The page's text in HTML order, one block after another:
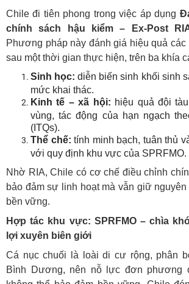
Chile đi tiên phong trong việc áp dụng
chính sách hậu kiểm – Ex-Post
Phương pháp này đánh giá hiệu quả
sau một thời gian thực hiện, trên ba khía
Sinh học: diễn biến sinh khối sinh
mức khai thác.
Kinh tế – xã hội: hiệu quả đội
vùng, tác động của hạn ngạch
(ITQs).
Thể chế: tính minh bạch, tuân thủ
với quy định khu vực của SPRFMO.
Nhờ RIA, Chile có cơ chế điều chỉnh
bảo đảm sự linh hoạt mà vẫn giữ
bền vững.
Hợp tác khu vực: SPRFMO – chìa
lợi xuyên biên giới
Cá nục chuối là loài di cư rộng, phân
Bình Dương, nên nỗ lực đơn phương